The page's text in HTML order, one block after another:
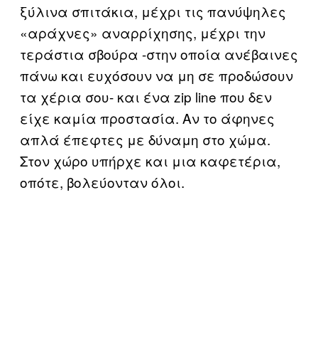
ξύλινα σπιτάκια, μέχρι τις πανύψηλες
«αράχνες» αναρρίχησης, μέχρι την
τεράστια σβούρα -στην οποία ανέβαινες
πάνω και ευχόσουν να μη σε προδώσουν
τα χέρια σου- και ένα zip line που δεν
είχε καμία προστασία. Αν το άφηνες
απλά έπεφτες με δύναμη στο χώμα.
Στον χώρο υπήρχε και μια καφετέρια,
οπότε, βολεύονταν όλοι.